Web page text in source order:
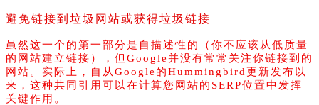
避免链接到垃圾网站或获得垃圾链接
虽然这一个的第一部分是自描述性的（你不应该从低质量
的网站建立链接），但Google并没有常常关注你链接到的
网站。实际上，自从Google的Hummingbird更新发布以
来，这种共同引用可以在计算您网站的SERP位置中发挥
关键作用。